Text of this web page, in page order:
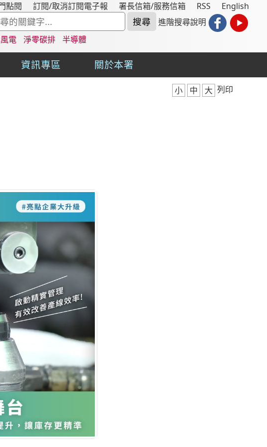
點閱 訂閱/取消訂閱電子報 署長信箱/服務信箱 RSS
English
進階搜尋說明
電 淨零碳排 半導體
資訊專區 關於本署
小 中 大 列印